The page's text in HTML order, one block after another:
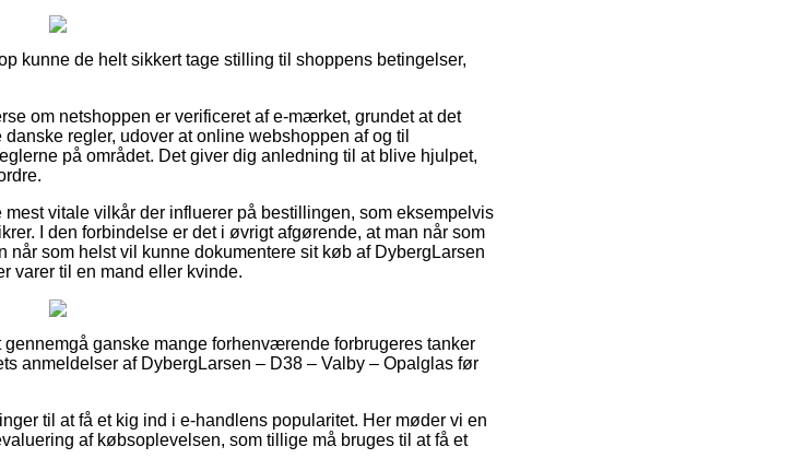
kunne de helt sikkert tage stilling til shoppens betingelser,
om netshoppen er verificeret af e-mærket, grundet at det
regler, udover at online webshoppen af og til
på området. Det giver dig anledning til at blive hjulpet,
vitale vilkår der influerer på bestillingen, som eksempelvis
I den forbindelse er det i øvrigt afgørende, at man når som
som helst vil kunne dokumentere sit køb af DybergLarsen
varer til en mand eller kvinde.
ganske mange forhenværende forbrugeres tanker
anmeldelser af DybergLarsen – D38 – Valby – Opalglas før
til at få et kig ind i e-handlens popularitet. Her møder vi en
af købsoplevelsen, som tillige må bruges til at få et